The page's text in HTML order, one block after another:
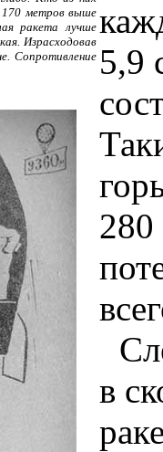
170 метров выше
ракета лучше
Израсходовав
Сопротивление 5,9
280
в